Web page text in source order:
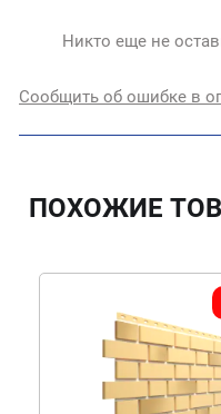
Никто еще не
Сообщить об ошибке в
ПОХОЖИЕ